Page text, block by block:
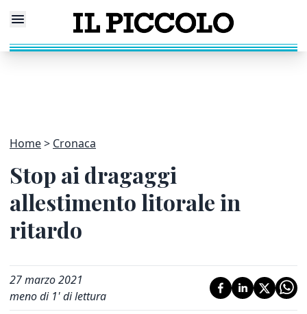
Home Cronaca
Stop ai dragaggi
allestimento litorale in
ritardo
27 marzo 2021
meno di 1' di lettura